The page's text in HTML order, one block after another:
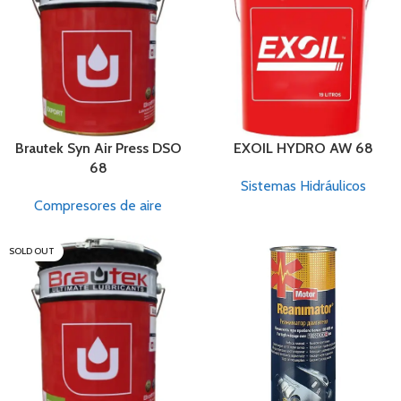
Brautek Syn Air Press DSO
68
Compresores de aire
EXOIL HYDRO AW 68
Sistemas Hidráulicos
SOLD OUT